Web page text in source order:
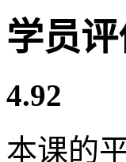
学员
4.92
本课的